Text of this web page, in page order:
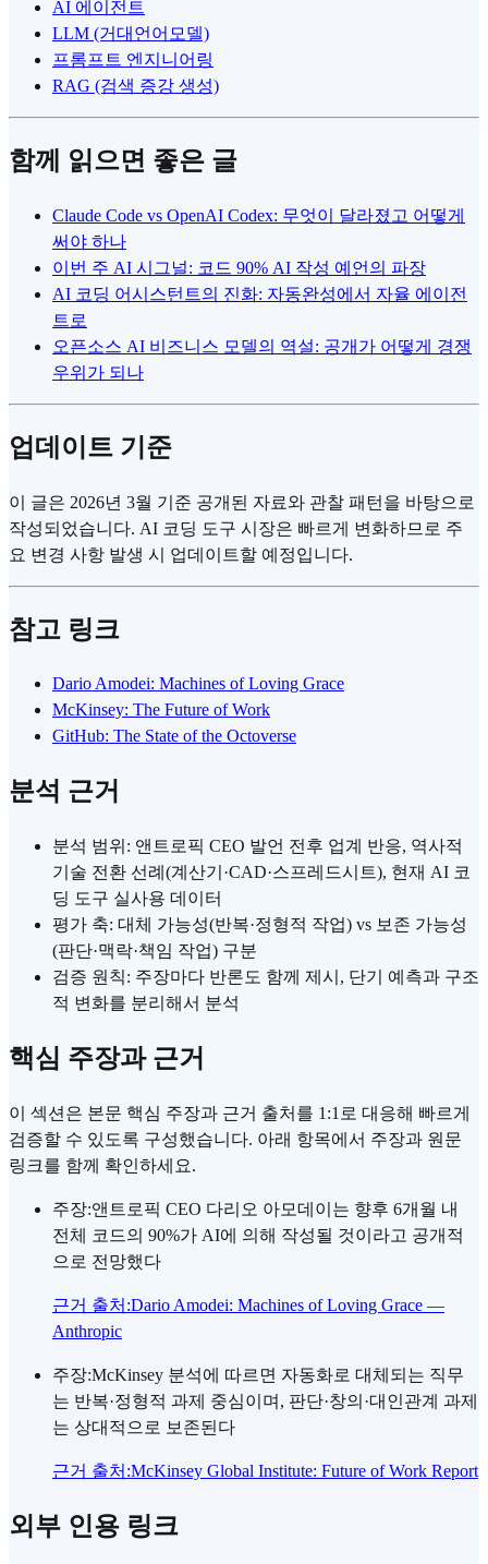
AI 에이전트
LLM (거대언어모델)
프롬프트 엔지니어링
RAG (검색 증강 생성)
함께 읽으면 좋은 글
Claude Code vs OpenAI Codex: 무엇이 달라졌고 어떻게
써야 하나
이번 주 AI 시그널: 코드 90% AI 작성 예언의 파장
AI 코딩 어시스턴트의 진화: 자동완성에서 자율 에이전
트로
오픈소스 AI 비즈니스 모델의 역설: 공개가 어떻게 경쟁
우위가 되나
업데이트 기준
이 글은 2026년 3월 기준 공개된 자료와 관찰 패턴을 바탕으로
작성되었습니다. AI 코딩 도구 시장은 빠르게 변화하므로 주
요 변경 사항 발생 시 업데이트할 예정입니다.
참고 링크
Dario Amodei: Machines of Loving Grace
McKinsey: The Future of Work
GitHub: The State of the Octoverse
분석 근거
분석 범위: 앤트로픽 CEO 발언 전후 업계 반응, 역사적
기술 전환 선례(계산기·CAD·스프레드시트), 현재 AI 코
딩 도구 실사용 데이터
평가 축: 대체 가능성(반복·정형적 작업) vs 보존 가능성
(판단·맥락·책임 작업) 구분
검증 원칙: 주장마다 반론도 함께 제시, 단기 예측과 구조
적 변화를 분리해서 분석
핵심 주장과 근거
이 섹션은 본문 핵심 주장과 근거 출처를 1:1로 대응해 빠르게
검증할 수 있도록 구성했습니다. 아래 항목에서 주장과 원문
링크를 함께 확인하세요.
주장:앤트로픽 CEO 다리오 아모데이는 향후 6개월 내
전체 코드의 90%가 AI에 의해 작성될 것이라고 공개적
으로 전망했다
근거 출처 :Dario Amodei: Machines of Loving Grace —
Anthropic
주장:McKinsey 분석에 따르면 자동화로 대체되는 직무
는 반복·정형적 과제 중심이며, 판단·창의·대인관계 과제
는 상대적으로 보존된다
근거 출처 :McKinsey Global Institute: Future of Work Report
외부 인용 링크